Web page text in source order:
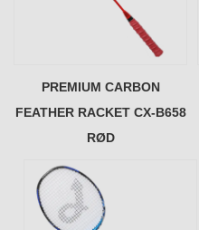
PREMIUM CARBON
FEATHER RACKET CX-B658
RØD